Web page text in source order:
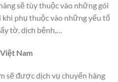
sẽ tùy thuộc vào những gói
khi phụ thuộc vào những yếu tố
tờ, dịch bệnh,…
Nam
sẽ được dịch vụ chuyển hàng